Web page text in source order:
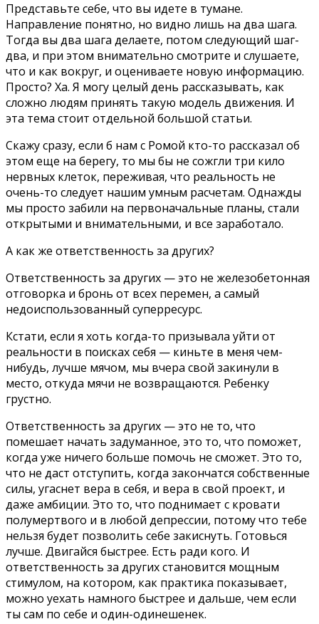
Представьте себе, что вы идете в тумане.
Направление понятно, но видно лишь на два шага.
Тогда вы два шага делаете, потом следующий шаг-
два, и при этом внимательно смотрите и слушаете,
что и как вокруг, и оцениваете новую информацию.
Просто? Ха. Я могу целый день рассказывать, как
сложно людям принять такую модель движения. И
эта тема стоит отдельной большой статьи.
Скажу сразу, если б нам с Ромой кто-то рассказал об
этом еще на берегу, то мы бы не сожгли три кило
нервных клеток, переживая, что реальность не
очень-то следует нашим умным расчетам. Однажды
мы просто забили на первоначальные планы, стали
открытыми и внимательными, и все заработало.
А как же ответственность за других?
Ответственность за других — это не железобетонная
отговорка и бронь от всех перемен, а самый
недоиспользованный суперресурс.
Кстати, если я хоть когда-то призывала уйти от
реальности в поисках себя — киньте в меня чем-
нибудь, лучше мячом, мы вчера свой закинули в
место, откуда мячи не возвращаются. Ребенку
грустно.
Ответственность за других — это не то, что
помешает начать задуманное, это то, что поможет,
когда уже ничего больше помочь не сможет. Это то,
что не даст отступить, когда закончатся собственные
силы, угаснет вера в себя, и вера в свой проект, и
даже амбиции. Это то, что поднимает с кровати
полумертвого и в любой депрессии, потому что тебе
нельзя будет позволить себе закиснуть. Готовься
лучше. Двигайся быстрее. Есть ради кого. И
ответственность за других становится мощным
стимулом, на котором, как практика показывает,
можно уехать намного быстрее и дальше, чем если
ты сам по себе и один-одинешенек.